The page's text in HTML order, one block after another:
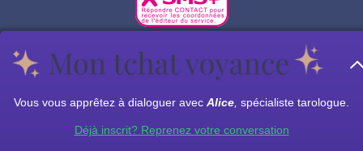
Par respect pour la vie privée de nos voyants, les personnages
présents sur ce site sont fictifs.
traitants.
Vous vous apprêtez à dialoguer avec Alice spécialiste tarologue.
Déjà inscrit? Reprenez votre conversation